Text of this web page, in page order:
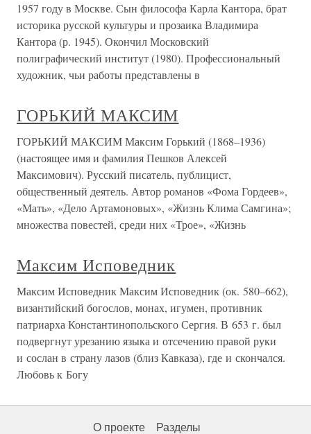
1957 году в Москве. Сын философа Карла Кантора, брат
историка русской культуры и прозаика Владимира
Кантора (р. 1945). Окончил Московский
полиграфический институт (1980). Профессиональный
художник, чьи работы представлены в
ГОРЬКИЙ МАКСИМ
ГОРЬКИЙ МАКСИМ Максим Горький (1868–1936)
(настоящее имя и фамилия Пешков Алексей
Максимович). Русский писатель, публицист,
общественный деятель. Автор романов «Фома Гордеев»,
«Мать», «Дело Артамоновых», «Жизнь Клима Самгина»;
множества повестей, среди них «Трое», «Жизнь
Максим Исповедник
Максим Исповедник Максим Исповедник (ок. 580–662),
византийский богослов, монах, игумен, противник
патриарха Константинопольского Сергия. В 653 г. был
подвергнут урезанию языка и отсечению правой руки
и сослан в страну лазов (близ Кавказа), где и скончался.
Любовь к Богу
О проекте Разделы